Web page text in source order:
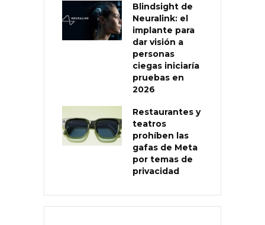
Blindsight de
Neuralink: el
implante para
dar visión a
personas
ciegas iniciaría
pruebas en
2026
Restaurantes y
teatros
prohíben las
gafas de Meta
por temas de
privacidad